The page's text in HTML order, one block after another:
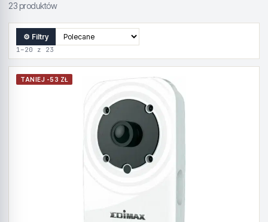
23 produktów
⚙ Filtry
1–20 z 23
TANIEJ -53 ZŁ